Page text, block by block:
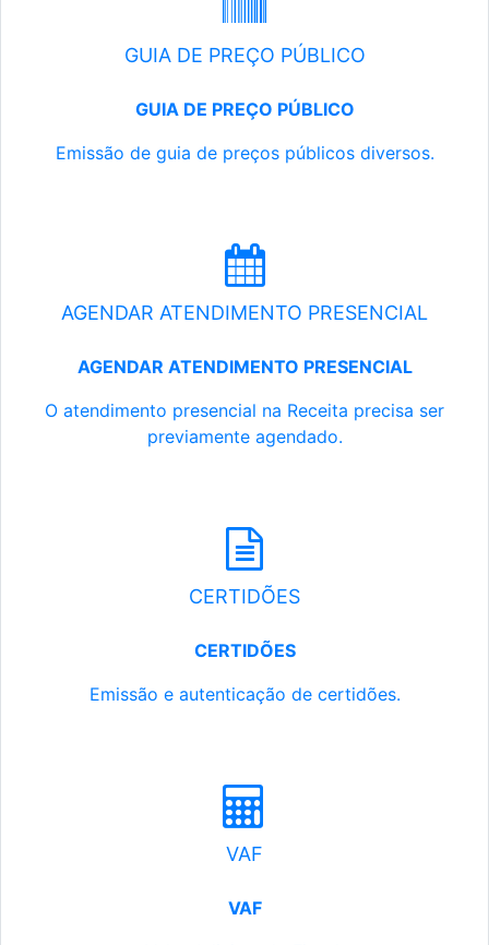
GUIA DE PREÇO PÚBLICO
GUIA DE PREÇO PÚBLICO
Emissão de guia de preços públicos diversos.
AGENDAR ATENDIMENTO PRESENCIAL
AGENDAR ATENDIMENTO PRESENCIAL
O atendimento presencial na Receita precisa ser
previamente agendado.
CERTIDÕES
CERTIDÕES
Emissão e autenticação de certidões.
VAF
VAF